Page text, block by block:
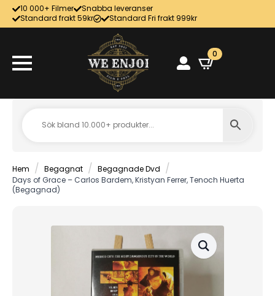
10 000+ Filmer
Snabba leveranser
Standard frakt 59kr
Standard Fri frakt 999kr
0
Hem Begagnat
Begagnade Dvd
Days of Grace – Carlos Bardem, Kristyan Ferrer, Tenoch Huerta
(Begagnad)